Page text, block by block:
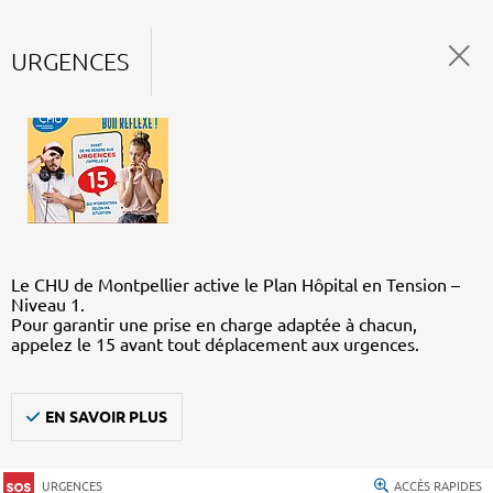
URGENCES
Le CHU de Montpellier active le Plan Hôpital en Tension –
Niveau 1.
Pour garantir une prise en charge adaptée à chacun,
appelez le 15 avant tout déplacement aux urgences.
EN SAVOIR PLUS
URGENCES ACCÈS RAPIDES